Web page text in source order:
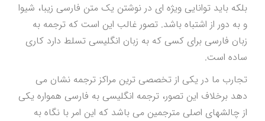
بلکه باید توانایی ویژه ای در نوشتن یک متن فارسی زیبا، شیوا
و به دور از اشتباه باشد. تصور غالب این است که ترجمه به
زبان فارسی برای کسی که به زبان انگلیسی تسلط دارد کاری
ساده است.
تجارب ما در یکی از تخصصی ترین مراکز ترجمه نشان می
دهد برخلاف این تصور، ترجمه انگلیسی به فارسی همواره یکی
از چالشهای اصلی مترجمین می باشد که این امر با نگاه به